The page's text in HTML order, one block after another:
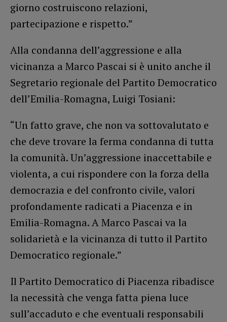
giorno costruiscono relazioni,
partecipazione e rispetto.”
Alla condanna dell’aggressione e alla
vicinanza a Marco Pascai si è unito anche il
Segretario regionale del Partito Democratico
dell’Emilia-Romagna, Luigi Tosiani:
“Un fatto grave, che non va sottovalutato e
che deve trovare la ferma condanna di tutta
la comunità. Un’aggressione inaccettabile e
violenta, a cui rispondere con la forza della
democrazia e del confronto civile, valori
profondamente radicati a Piacenza e in
Emilia-Romagna. A Marco Pascai va la
solidarietà e la vicinanza di tutto il Partito
Democratico regionale.”
Il Partito Democratico di Piacenza ribadisce
la necessità che venga fatta piena luce
sull’accaduto e che eventuali responsabili